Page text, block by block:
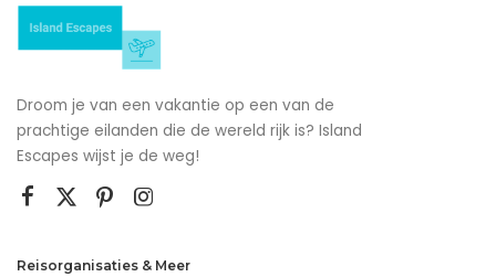
Droom je van een vakantie op een van de
prachtige eilanden die de wereld rijk is? Island
Escapes wijst je de weg!
Reisorganisaties & Meer